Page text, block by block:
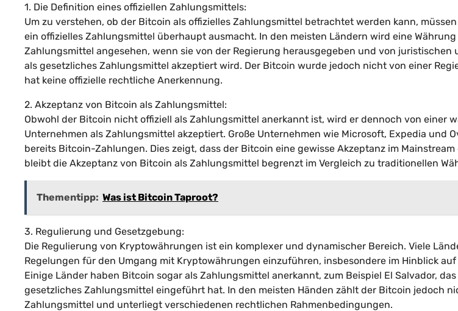
1. Die Definition eines offiziellen Zahlungsmittels:
Um zu verstehen, ob der Bitcoin als offizielles Zahlungsmittel betrachtet werden kann,
ein offizielles Zahlungsmittel überhaupt ausmacht. In den meisten Ländern wird eine Währung
Zahlungsmittel angesehen, wenn sie von der Regierung herausgegeben und von juristischen
als gesetzliches Zahlungsmittel akzeptiert wird. Der Bitcoin wurde jedoch nicht von einer
hat keine offizielle rechtliche Anerkennung.
2. Akzeptanz von Bitcoin als Zahlungsmittel:
Obwohl der Bitcoin nicht offiziell als Zahlungsmittel anerkannt ist, wird er dennoch von einer
Unternehmen als Zahlungsmittel akzeptiert. Große Unternehmen wie Microsoft, Expedia und
bereits Bitcoin-Zahlungen. Dies zeigt, dass der Bitcoin eine gewisse Akzeptanz im
bleibt die Akzeptanz von Bitcoin als Zahlungsmittel begrenzt im Vergleich zu traditionellen
Thementipp: Was ist Bitcoin Taproot?
3. Regulierung und Gesetzgebung:
Die Regulierung von Kryptowährungen ist ein komplexer und dynamischer Bereich. Viele
Regelungen für den Umgang mit Kryptowährungen einzuführen, insbesondere im Hinblick
Einige Länder haben Bitcoin sogar als Zahlungsmittel anerkannt, zum Beispiel El Salvador,
gesetzliches Zahlungsmittel eingeführt hat. In den meisten Händen zählt der Bitcoin jedoch
Zahlungsmittel und unterliegt verschiedenen rechtlichen Rahmenbedingungen.